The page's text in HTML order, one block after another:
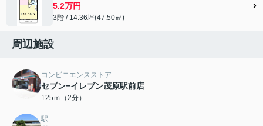
5.2万円
3階 / 14.36坪(47.50㎡)
周辺施設
コンビニエンスストア
セブン−イレブン茂原駅前店
125ｍ（2分）
駅